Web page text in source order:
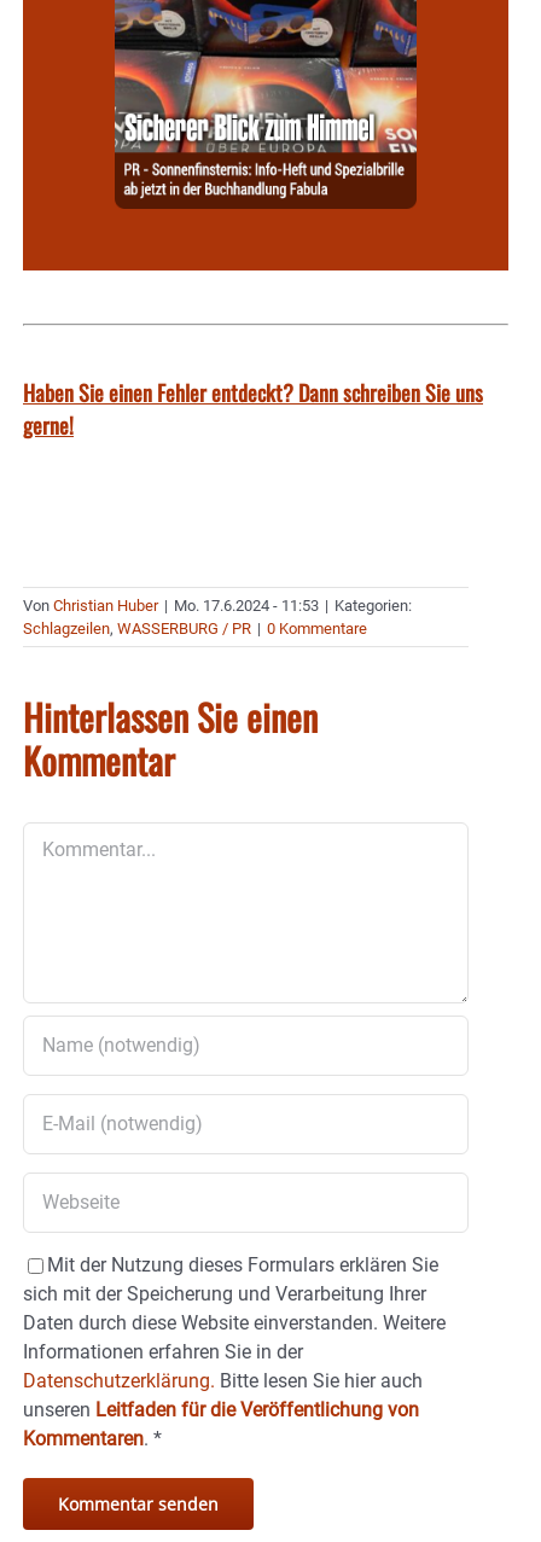
Haben Sie einen Fehler entdeckt? Dann schreiben Sie uns
gerne!
Von Christian Huber | Mo. 17.6.2024 - 11:53 | Kategorien:
Schlagzeilen, WASSERBURG / PR | 0 Kommentare
Hinterlassen Sie einen
Kommentar
Mit der Nutzung dieses Formulars erklären Sie
sich mit der Speicherung und Verarbeitung Ihrer
Daten durch diese Website einverstanden. Weitere
Informationen erfahren Sie in der
Datenschutzerklärung. Bitte lesen Sie hier auch
unseren Leitfaden für die Veröffentlichung von
Kommentaren. *